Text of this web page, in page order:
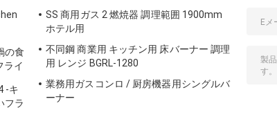
の食
ライ
-キ
フラ
SS 商用ガス 2 燃焼器 調理範囲 1900mm
ホテル用
不同鋼 商業用 キッチン用 床バーナー 調理
用 レンジ BGRL-1280
業務用ガスコンロ / 厨房機器用シングルバ
ーナー